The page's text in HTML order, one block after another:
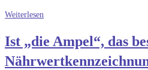
Weiterlesen
für
die
Ist „die Ampel“, das